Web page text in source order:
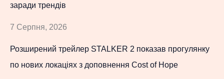
заради трендів
7 Серпня, 2026
Розширений трейлер STALKER 2 показав прогулянку
по нових локаціях з доповнення Cost of Hope